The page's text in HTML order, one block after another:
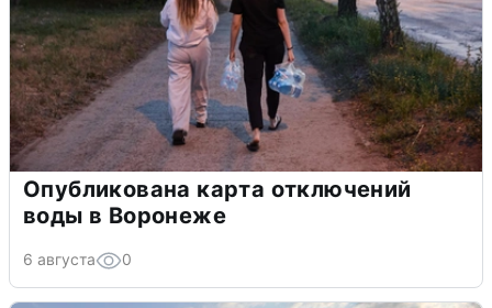
Опубликована карта отключений
воды в Воронеже
6 августа 0